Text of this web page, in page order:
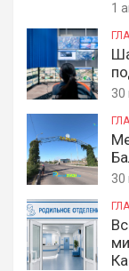
1
30
30